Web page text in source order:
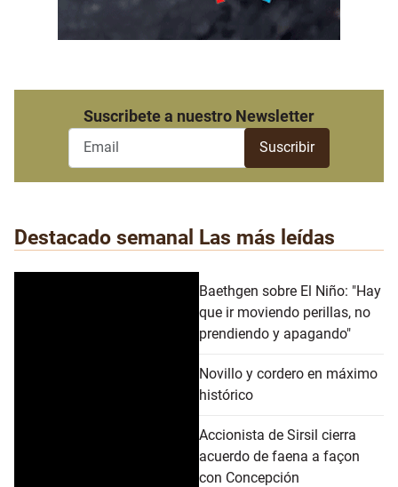
Suscribete a nuestro Newsletter
Destacado semanal Las más leídas
Baethgen sobre El Niño: "Hay
que ir moviendo perillas, no
prendiendo y apagando"
Novillo y cordero en máximo
histórico
Accionista de Sirsil cierra
acuerdo de faena a façon
con Concepción